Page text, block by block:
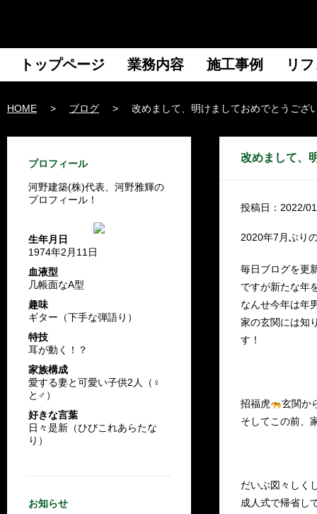
トップページ 業務内容 施工事例 リ
HOME > ブログ > 改めまして、明けましておめでとうご
改めまして、
投稿日：2022/
2020年7月ぶり
毎日ブログを更
ですが新たな年
なんせ今年は年
家の玄関には知
す！
招福虎
玄関か
そしてこの前、
だいぶ図々しく
成人式で帰省し
プロフィール
河野建築(株)代表、河野雅輝の
プロフィール！
生年月日
1974年2月11日
血液型
几帳面なA型
趣味
ギター（下手な弾語り）
特技
耳が動く！？
家族構成
愛する妻と可愛い子供2人（♀
と♂）
好きな言葉
日々是新（ひびこれあらたな
り）
お知らせ